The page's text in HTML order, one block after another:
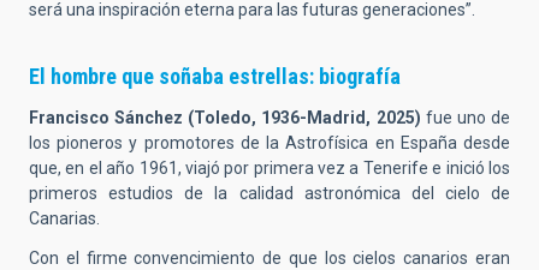
será una inspiración eterna para las futuras generaciones”.
El hombre que soñaba estrellas: biografía
Francisco Sánchez (Toledo, 1936-Madrid, 2025) fue uno de
los pioneros y promotores de la Astrofísica en España desde
que, en el año 1961, viajó por primera vez a Tenerife e inició los
primeros estudios de la calidad astronómica del cielo de
Canarias.
Con el firme convencimiento de que los cielos canarios eran